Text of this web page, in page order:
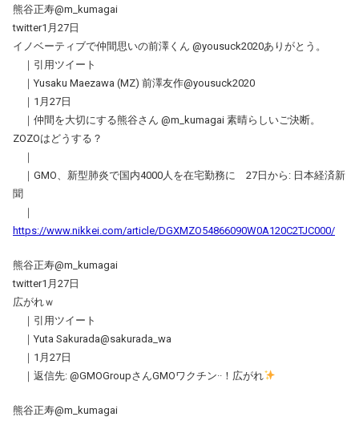
熊谷正寿@m_kumagai
twitter1月27日
イノベーティブで仲間思いの前澤くん @yousuck2020ありがとう。
｜引用ツイート
｜Yusaku Maezawa (MZ) 前澤友作@yousuck2020
｜1月27日
｜仲間を大切にする熊谷さん @m_kumagai 素晴らしいご決断。
ZOZOはどうする？
｜
｜GMO、新型肺炎で国内4000人を在宅勤務に 27日から: 日本経済新
聞
｜
https://www.nikkei.com/article/DGXMZO54866090W0A120C2TJC000/
熊谷正寿@m_kumagai
twitter1月27日
広がれｗ
｜引用ツイート
｜Yuta Sakurada@sakurada_wa
｜1月27日
｜返信先: @GMOGroupさんGMOワクチン··！広がれ
熊谷正寿@m_kumagai